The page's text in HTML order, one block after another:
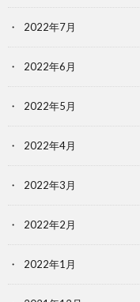
2022年7月
2022年6月
2022年5月
2022年4月
2022年3月
2022年2月
2022年1月